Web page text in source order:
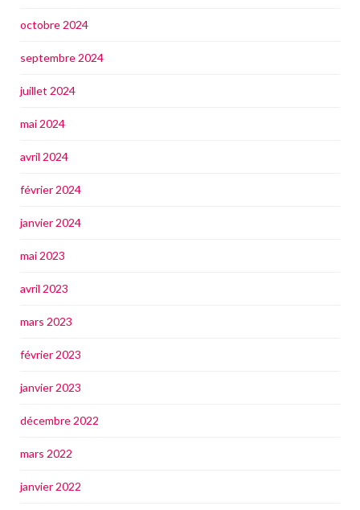
octobre 2024
septembre 2024
juillet 2024
mai 2024
avril 2024
février 2024
janvier 2024
mai 2023
avril 2023
mars 2023
février 2023
janvier 2023
décembre 2022
mars 2022
janvier 2022